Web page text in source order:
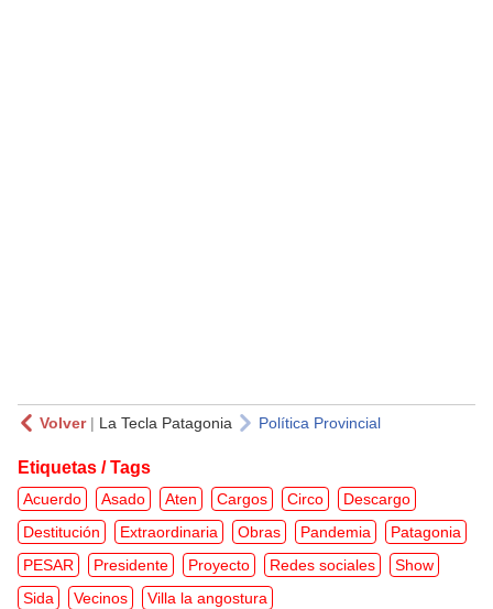
Volver| La Tecla Patagonia Política Provincial
Etiquetas / Tags
Acuerdo Asado Aten Cargos Circo
Descargo
Destitución
Extraordinaria Obras Pandemia
Patagonia
PESAR
Presidente Proyecto Redes sociales
Show
Sida
Vecinos Villa la angostura